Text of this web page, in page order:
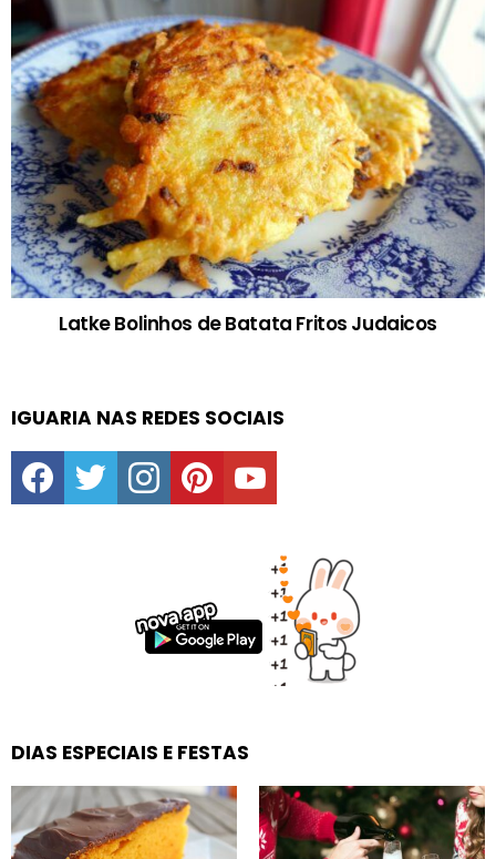
Latke Bolinhos de Batata Fritos Judaicos
IGUARIA NAS REDES SOCIAIS
facebooktwitter instagrampinterestyoutube
DIAS ESPECIAIS E FESTAS